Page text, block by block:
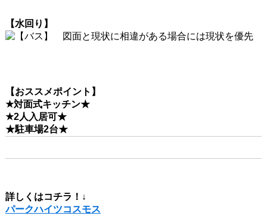
【水回り】
【おススメポイント】
★対面式キッチン★
★2人入居可★
★駐車場2台★
詳しくはコチラ！↓
パークハイツコスモス